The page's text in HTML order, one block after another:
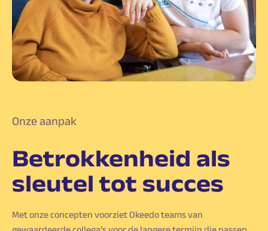
Onze aanpak
Betrokkenheid als
sleutel tot succes
Met onze concepten voorziet Okeedo teams van